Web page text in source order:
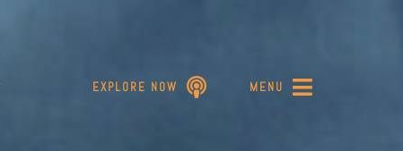
EXPLORE NOW MENU